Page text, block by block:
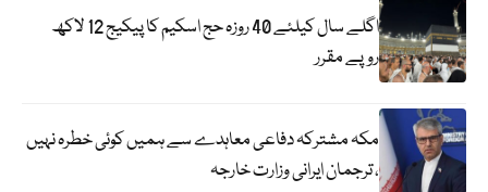
اگلے سال کیلئے 40 روزہ حج اسکیم کا پیکیج 12 لاکھ
روپے مقرر
مکہ مشترکہ دفاعی معاہدے سے ہمیں کوئی خطرہ نہیں
، ترجمان ایرانی وزارت خارجہ